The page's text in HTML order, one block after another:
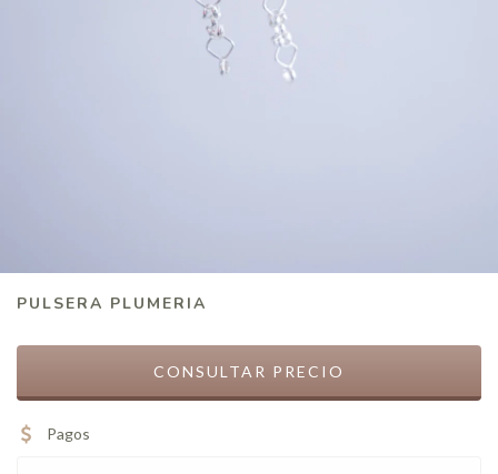
PULSERA PLUMERIA
Pagos